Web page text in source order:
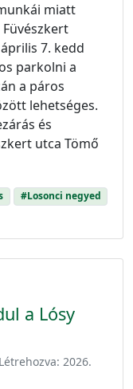
miatt
7. kedd
parkolni a
a páros
lehetséges.
és
utca Tömő
#Losonci negyed
a Lósy
2026.